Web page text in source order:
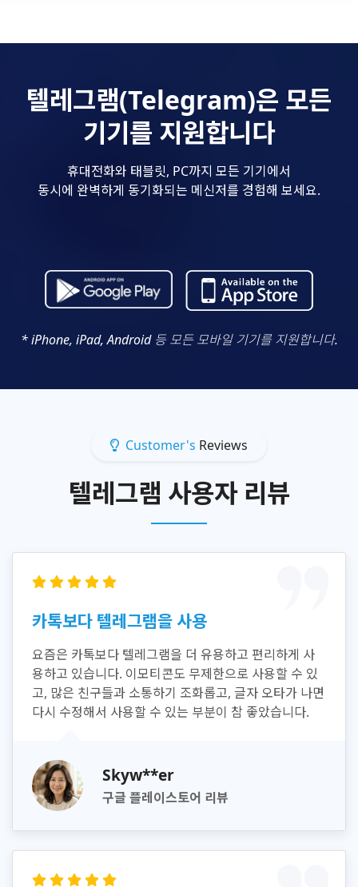
텔레그램(Telegram)은 모든
기기를 지원합니다
휴대전화와 태블릿, PC까지 모든 기기에서
동시에 완벽하게 동기화되는 메신저를 경험해 보세요.
* iPhone, iPad, Android 등 모든 모바일 기기를 지원합니다.
Customer's Reviews
텔레그램 사용자 리뷰
카톡보다 텔레그램을 사용
요즘은 카톡보다 텔레그램을 더 유용하고 편리하게 사
용하고 있습니다. 이모티콘도 무제한으로 사용할 수 있
고, 많은 친구들과 소통하기 조화롭고, 글자 오타가 나면
다시 수정해서 사용할 수 있는 부분이 참 좋았습니다.
Skyw**er
구글 플레이스토어 리뷰